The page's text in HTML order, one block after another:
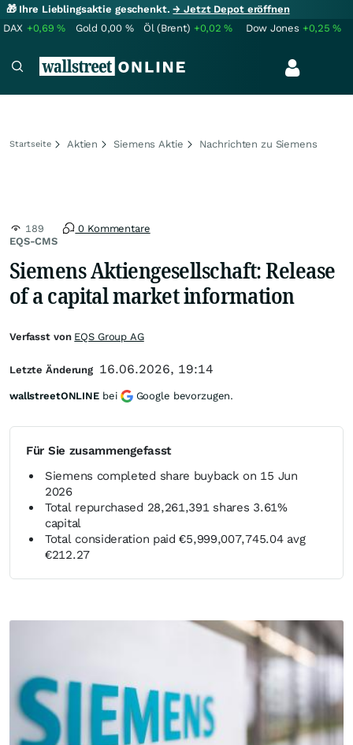
🎁 Ihre Lieblingsaktie geschenkt.→ Jetzt Depot eröffnen
DAX +0,69% Gold 0,00 % Öl (Brent) +0,02% Dow Jones +0,25%
Startseite Aktien Siemens Aktie Nachrichten zu Siemens
EQS-CMS
189 0 Kommentare
Siemens Aktiengesellschaft: Release
of a capital market information
Für Sie zusammengefasst
Siemens completed share buyback on 15 Jun
2026
Total repurchased 28,261,391 shares 3.61%
capital
Total consideration paid €5,999,007,745.04 avg
€212.27
Verfasst von EQS Group AG
Letzte Änderung 16.06.2026, 19:14
wallstreetONLINE bei Google bevorzugen.